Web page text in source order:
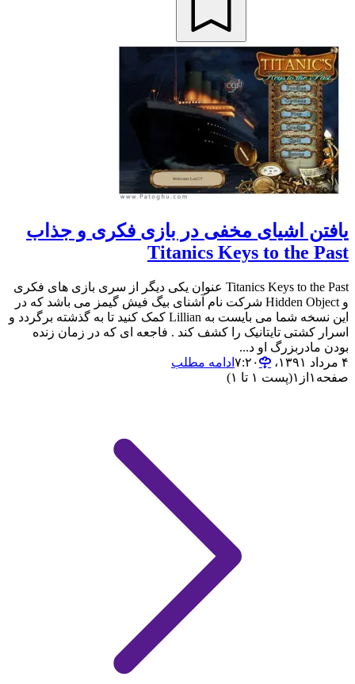
یافتن اشیای مخفی در بازی فکری و جذاب
Titanics Keys to the Past
Titanics Keys to the Past عنوان یکی دیگر از سری بازی های فکری
و Hidden Object شرکت نام آشنای بیگ فیش گیمز می باشد که در
این نسخه شما می بایست به Lillian کمک کنید تا به گذشته برگردد و
اسرار کشتی تایتانیک را کشف کند . فاجعه ای که در زمان زنده
بودن مادربزرگ او د...
۴ مرداد ۱۳۹۱،‏ ۷:۲۰
ادامه مطلب
صفحه ۱ از ۱(پست ۱ تا ۱)